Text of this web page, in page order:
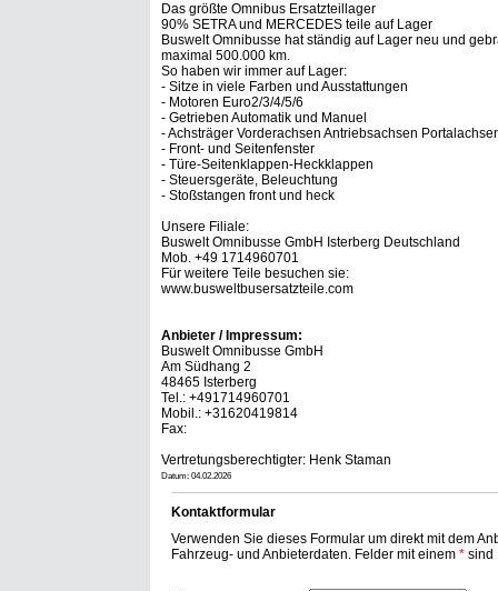
Das größte Omnibus Ersatzteillager
90% SETRA und MERCEDES teile auf Lager
Buswelt Omnibusse hat ständig auf Lager neu und
maximal 500.000 km.
So haben wir immer auf Lager:
- Sitze in viele Farben und Ausstattungen
- Motoren Euro2/3/4/5/6
- Getrieben Automatik und Manuel
- Achsträger Vorderachsen Antriebsachsen
- Front- und Seitenfenster
- Türe-Seitenklappen-Heckklappen
- Steuersgeräte, Beleuchtung
- Stoßstangen front und heck
Unsere Filiale:
Buswelt Omnibusse GmbH Isterberg Deutschland
Mob. +49 1714960701
Für weitere Teile besuchen sie:
www.busweltbusersatzteile.com
Anbieter / Impressum:
Buswelt Omnibusse GmbH
Am Südhang 2
48465 Isterberg
Tel.: +491714960701
Mobil.: +31620419814
Fax:
Vertretungsberechtigter: Henk Staman
Datum: 04.02.2026
Kontaktformular
Verwenden Sie dieses Formular um direkt mit dem
Fahrzeug- und Anbieterdaten. Felder mit einem *sind